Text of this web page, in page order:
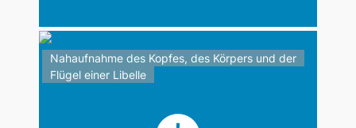
Nahaufnahme des Kopfes, des Körpers und der
Flügel einer Libelle